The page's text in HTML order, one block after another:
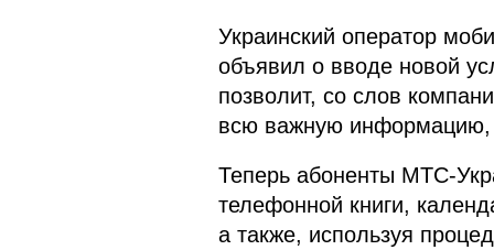
Украинский оператор
объявил о вводе новой
позволит, со слов
всю важную информацию,
Теперь абоненты МТС-
телефонной книги,
а также, используя